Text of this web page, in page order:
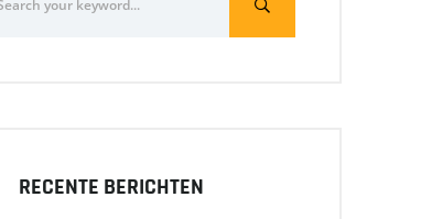
RECENTE BERICHTEN